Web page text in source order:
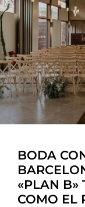
BODA
«PLAN B»
COMO EL